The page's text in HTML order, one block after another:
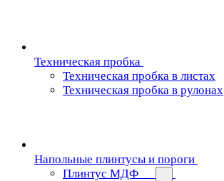
Техническая пробка
Техническая пробка в листах
Техническая пробка в рулонах
Напольные плинтусы и пороги
Плинтус МДФ